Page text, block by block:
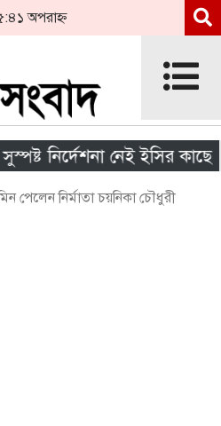
অপরাহ্ন
নেই ইসির কাছে
পেলেন নির্মাতা চয়নিকা চৌধুরী